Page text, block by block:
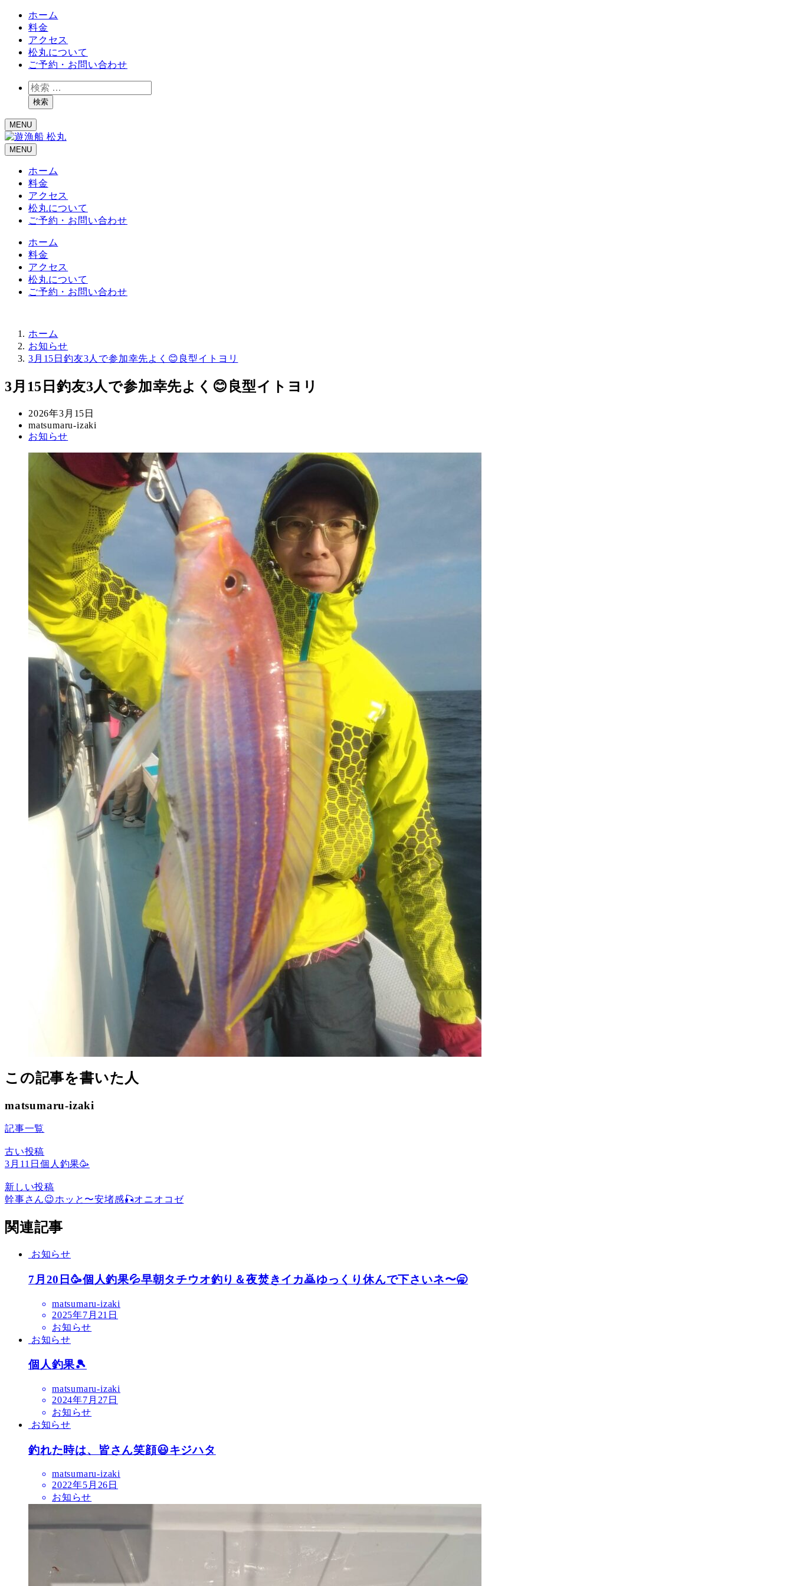
ホーム
料金
アクセス
松丸について
ご予約・お問い合わせ
検
索検索
MENU
MENU
ホーム
料金
アクセス
松丸について
ご予約・お問い合わせ
ホーム
料金
アクセス
松丸について
ご予約・お問い合わせ
ホーム
お知らせ
3月15日釣友3人で参加幸先よく😊良型イトヨリ
3月15日釣友3人で参加幸先よく😊良型イトヨリ
投
稿
日
2026年3月15日
著
者
matsumaru-izaki
カ
お知らせ
この記事を書いた人
matsumaru-izaki
記事一覧
古い投稿
3月11日個人釣果🥳
新しい投稿
幹事さん😉ホッと〜安堵感🎣オニオコゼ
関連記事
お知らせ
7月20日🥳個人釣果💦早朝タチウオ釣り＆夜焚きイカ🙇ゆっくり休んで下さいネ〜🥱
matsumaru-izaki
2025年7月21日
お知らせ
お知らせ
個人釣果🎾
matsumaru-izaki
2024年7月27日
お知らせ
お知らせ
釣れた時は、皆さん笑顔😃キジハタ
matsumaru-izaki
2022年5月26日
お知らせ